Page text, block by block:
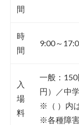
間
時
間
9:00～
入
場
料
一般：
円）／中
※（ ）内
※各種障